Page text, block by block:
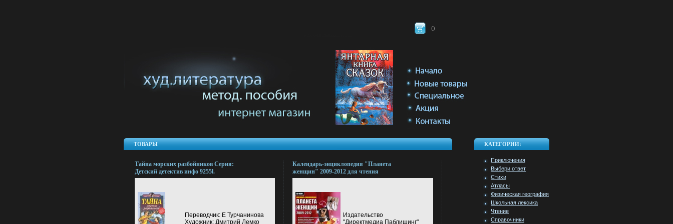
()
ТОВАРЫ
Тайна морских разбойников Серия:
Детский детектив инфо 9255l.
Переводчик: Е Турчанинова
Художник: Дмитрий Лемко
Календарь-энциклопедия "Планета
женщин" 2009-2012 для чтения
компакт-дисков; Клавиатура; Мышь
Издательство
"Директмедиа Паблишинг"
КАТЕГОРИИ:
Приключения
Выбери ответ
Стихи
Атласы
Физическая география
Школьная лексика
Чтение
Справочники